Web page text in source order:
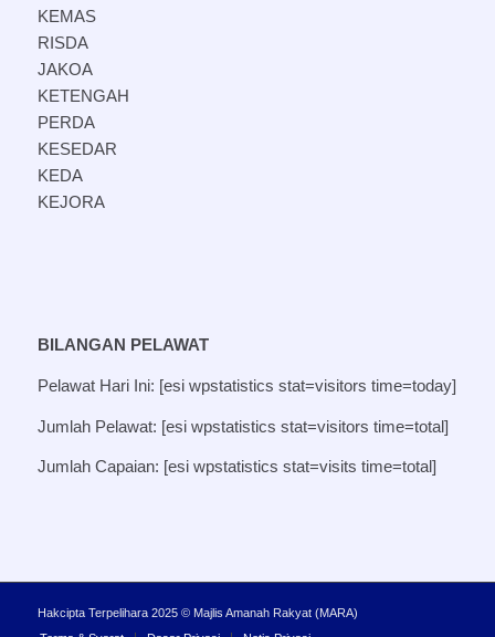
KEMAS
RISDA
JAKOA
KETENGAH
PERDA
KESEDAR
KEDA
KEJORA
BILANGAN PELAWAT
Pelawat Hari Ini: [esi wpstatistics stat=visitors time=today]
Jumlah Pelawat: [esi wpstatistics stat=visitors time=total]
Jumlah Capaian: [esi wpstatistics stat=visits time=total]
Hakcipta Terpelihara 2025 © Majlis Amanah Rakyat (MARA)